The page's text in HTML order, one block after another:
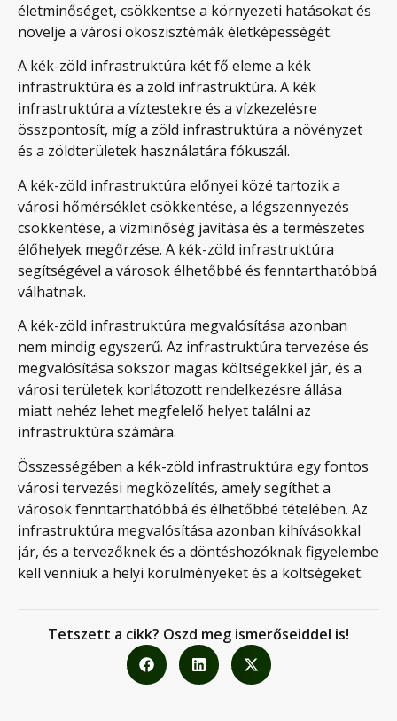
életminőséget, csökkentse a környezeti hatásokat és
növelje a városi ökoszisztémák életképességét.
A kék-zöld infrastruktúra két fő eleme a kék
infrastruktúra és a zöld infrastruktúra. A kék
infrastruktúra a víztestekre és a vízkezelésre
összpontosít, míg a zöld infrastruktúra a növényzet
és a zöldterületek használatára fókuszál.
A kék-zöld infrastruktúra előnyei közé tartozik a
városi hőmérséklet csökkentése, a légszennyezés
csökkentése, a vízminőség javítása és a természetes
élőhelyek megőrzése. A kék-zöld infrastruktúra
segítségével a városok élhetőbbé és fenntarthatóbbá
válhatnak.
A kék-zöld infrastruktúra megvalósítása azonban
nem mindig egyszerű. Az infrastruktúra tervezése és
megvalósítása sokszor magas költségekkel jár, és a
városi területek korlátozott rendelkezésre állása
miatt nehéz lehet megfelelő helyet találni az
infrastruktúra számára.
Összességében a kék-zöld infrastruktúra egy fontos
városi tervezési megközelítés, amely segíthet a
városok fenntarthatóbbá és élhetőbbé tételében. Az
infrastruktúra megvalósítása azonban kihívásokkal
jár, és a tervezőknek és a döntéshozóknak figyelembe
kell venniük a helyi körülményeket és a költségeket.
Tetszett a cikk? Oszd meg ismerőseiddel is!